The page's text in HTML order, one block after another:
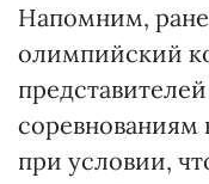
Напомним,
олимпийский
соревнованиям
при условии,